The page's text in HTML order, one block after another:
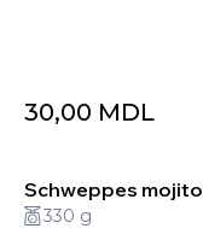
30,00 MDL
Schweppes mojito
330 g